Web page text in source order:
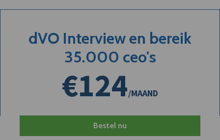
dVO Interview en bereik
35.000 ceo's
€124/MAAND
Bestel nu